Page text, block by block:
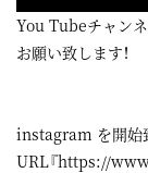
You Tubeチャン
お願い致します！
instagram を開始
URL『https://